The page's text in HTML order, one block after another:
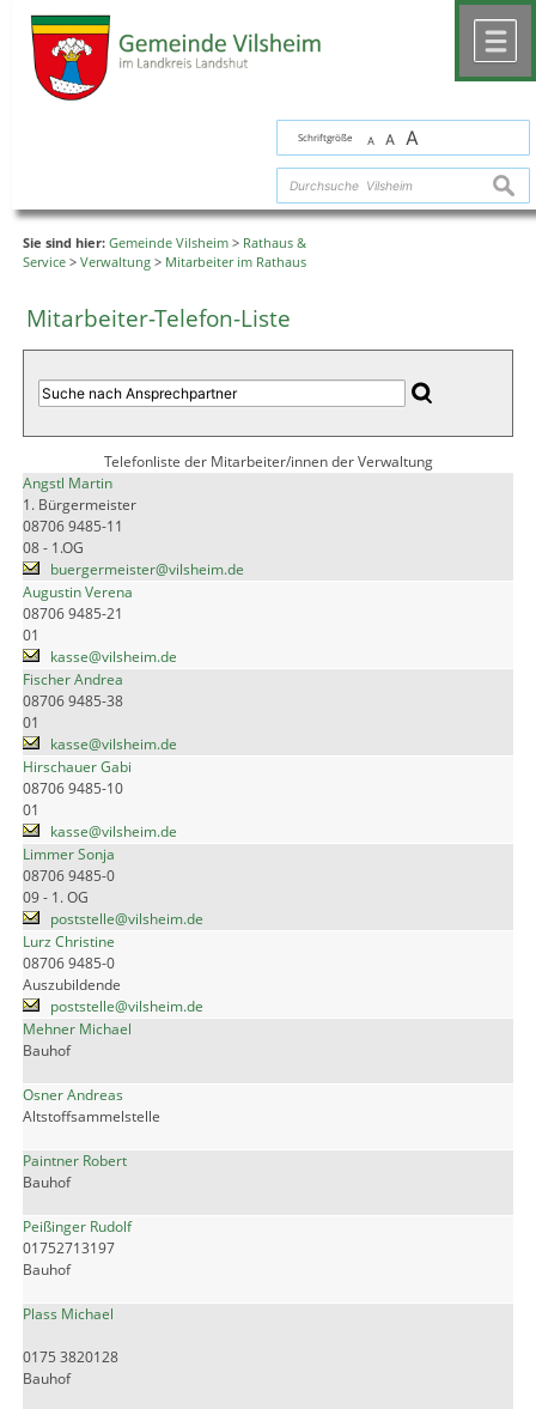
Schriftgröße A A A
Sie sind hier: Gemeinde Vilsheim > Rathaus &
Service > Verwaltung > Mitarbeiter im Rathaus
Mitarbeiter-Telefon-Liste
Telefonliste der Mitarbeiter/innen der Verwaltung
Angstl Martin
1. Bürgermeister
08706 9485-11
08 - 1.OG
buergermeister@vilsheim.de
Augustin Verena
08706 9485-21
01
kasse@vilsheim.de
Fischer Andrea
08706 9485-38
01
kasse@vilsheim.de
Hirschauer Gabi
08706 9485-10
01
kasse@vilsheim.de
Limmer Sonja
08706 9485-0
09 - 1. OG
poststelle@vilsheim.de
Lurz Christine
08706 9485-0
Auszubildende
poststelle@vilsheim.de
Mehner Michael
Bauhof
Osner Andreas
Altstoffsammelstelle
Paintner Robert
Bauhof
Peißinger Rudolf
01752713197
Bauhof
Plass Michael
0175 3820128
Bauhof